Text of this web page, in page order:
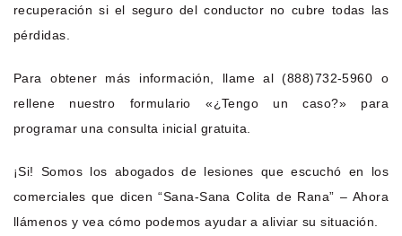
recuperación si el seguro del conductor no cubre todas las
pérdidas.
Para obtener más información, llame al (888)732-5960 o
rellene nuestro formulario «¿Tengo un caso?» para
programar una consulta inicial gratuita.
¡Si! Somos los abogados de lesiones que escuchó en los
comerciales que dicen “Sana-Sana Colita de Rana” – Ahora
llámenos y vea cómo podemos ayudar a aliviar su situación.